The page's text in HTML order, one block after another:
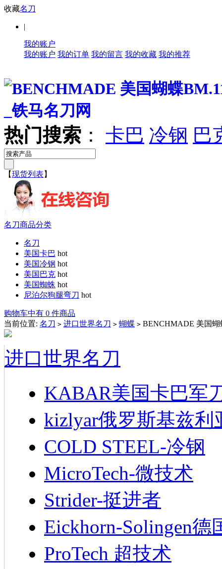
收藏名刀
|
我的账户
我的账户 我的订单 我的留言 我的收藏 我的推荐
热门搜索 ： 卡巴 冷钢 巴
【现货列表 】
名刀商品分类
名刀
美国卡巴 hot
美国冷钢 hot
美国巴克 hot
美国蜘蛛 hot
尼泊尔狗腿弯刀 hot
购物车中有 0 件商品
当前位置: 名刀 > 进口世界名刀 > 蝴蝶 > BENCHMADE 美国蝴
进口世界名刀
KABAR美国卡巴军
kizlyar俄罗斯基兹利
COLD STEEL-冷钢
MicroTech-微技术
Strider-挺进者
Eickhorn-Solingen德
ProTech 超技术